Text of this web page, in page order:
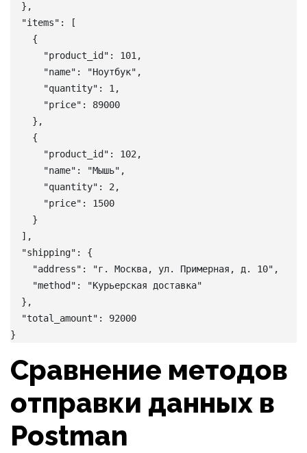
  },
  "items": [
    {
      "product_id": 101,
      "name": "Ноутбук",
      "quantity": 1,
      "price": 89000
    },
    {
      "product_id": 102,
      "name": "Мышь",
      "quantity": 2,
      "price": 1500
    }
  ],
  "shipping": {
    "address": "г. Москва, ул. Примерная, д. 10",
    "method": "Курьерская доставка"
  },
  "total_amount": 92000
}
Сравнение методов
отправки данных в
Postman